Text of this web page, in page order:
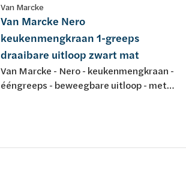
Van Marcke
Van Marcke Nero
keukenmengkraan 1-greeps
draaibare uitloop zwart mat
Van Marcke - Nero - keukenmengkraan -
ééngreeps - beweegbare uitloop - met